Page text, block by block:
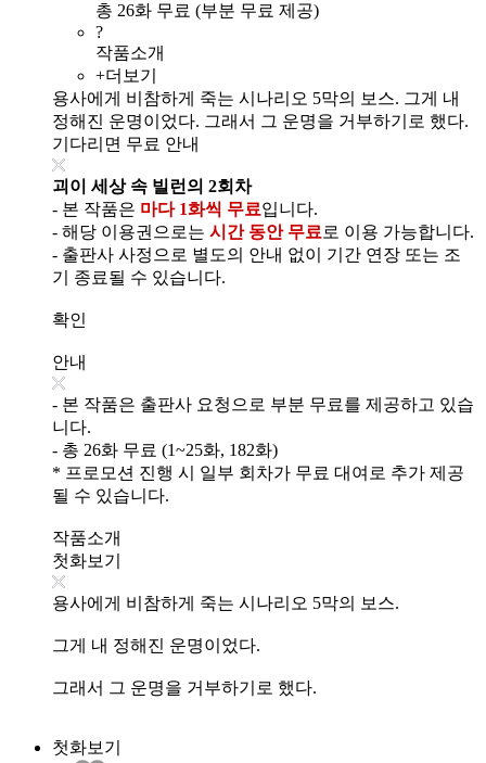
총 26화 무료 (부분 무료 제공)
?
작품소개
+더보기
용사에게 비참하게 죽는 시나리오 5막의 보스. 그게 내
정해진 운명이었다. 그래서 그 운명을 거부하기로 했다.
기다리면 무료 안내
괴이 세상 속 빌런의 2회차
- 본 작품은 마다 1화씩 무료입니다.
- 해당 이용권으로는 시간 동안 무료 로 이용 가능합니다.
- 출판사 사정으로 별도의 안내 없이 기간 연장 또는 조
기 종료될 수 있습니다.
확인
안내
- 본 작품은 출판사 요청으로 부분 무료를 제공하고 있습
니다.
- 총 26화 무료 (1~25화, 182화)
* 프로모션 진행 시 일부 회차가 무료 대여로 추가 제공
될 수 있습니다.
작품소개
첫화보기
용사에게 비참하게 죽는 시나리오 5막의 보스.
그게 내 정해진 운명이었다.
그래서 그 운명을 거부하기로 했다.
첫화보기